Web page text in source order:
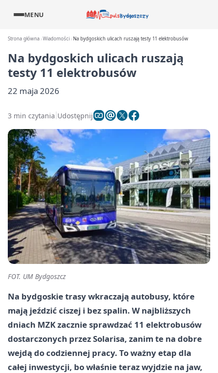
MENU
Strona główna Wiadomości Na bydgoskich ulicach ruszają testy 11 elektrobusów
Na bydgoskich ulicach ruszają
testy 11 elektrobusów
22 maja 2026
3 min czytania Udostępnij
FOT. UM Bydgoszcz
Na bydgoskie trasy wkraczają autobusy, które
mają jeździć ciszej i bez spalin. W najbliższych
dniach MZK zacznie sprawdzać 11 elektrobusów
dostarczonych przez Solarisa, zanim te na dobre
wejdą do codziennej pracy. To ważny etap dla
całej inwestycji, bo właśnie teraz wyjdzie na jaw,